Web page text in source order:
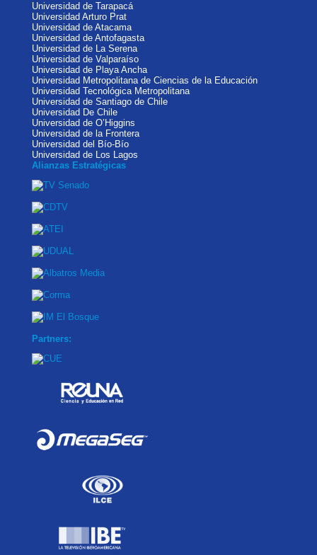
Universidad de Tarapacá
Universidad Arturo Prat
Universidad de Atacama
Universidad de Antofagasta
Universidad de La Serena
Universidad de Valparaíso
Universidad de Playa Ancha
Universidad Metropolitana de Ciencias de la Educación
Universidad Tecnológica Metropolitana
Universidad de Santiago de Chile
Universidad De Chile
Universidad de O’Higgins
Universidad de la Frontera
Universidad del Bío-Bío
Universidad de Los Lagos
Alianzas Estratégicas
Partners: